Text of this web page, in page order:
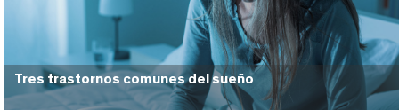
Tres trastornos comunes del sueño